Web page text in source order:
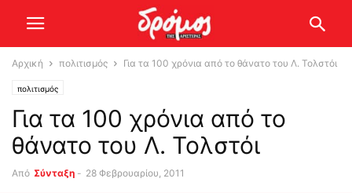
Αρχική πολιτισμός Για τα 100 χρόνια από το θάνατο του Λ. Τολστόι
πολιτισμός
Για τα 100 χρόνια από το
θάνατο του Λ. Τολστόι
Από Σύνταξη - 28 Φεβρουαρίου, 2011